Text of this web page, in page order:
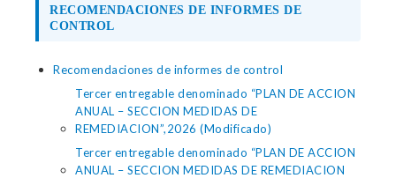
RECOMENDACIONES DE INFORMES DE
CONTROL
Recomendaciones de informes de control
Tercer entregable denominado “PLAN DE ACCION
ANUAL – SECCION MEDIDAS DE
REMEDIACION”,2026 (Modificado)
Tercer entregable denominado “PLAN DE ACCION
ANUAL – SECCION MEDIDAS DE REMEDIACION